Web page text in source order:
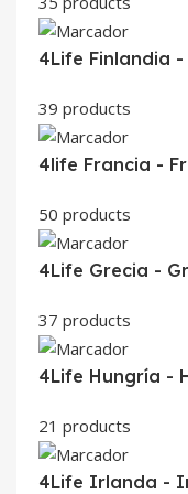
4Life Finlandia -
39 products
4life Francia -
50 products
4Life Grecia -
37 products
4Life Hungría -
21 products
4Life Irlanda -